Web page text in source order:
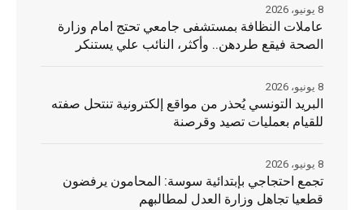
عاملات النظافة بمستشفى جامعي تحتج امام وزارة
الصحة فيقع طردهن.. وأكثر، النائب علي يستنكر
8 يونيو، 2026
البريد التونسي يُحذر من مواقع إلكترونية تنتحل صفته
للقيام بعمليات تصيد وقرصنة
8 يونيو، 2026
تجمع احتجاجي بإبتدائية سوسة: المحامون يرفضون
قطعيا تجاهل وزارة العدل لمطالبهم
8 يونيو، 2026